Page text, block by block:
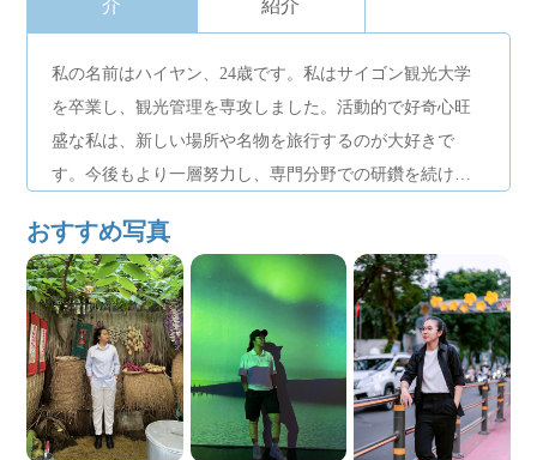
介
紹介
私の名前はハイヤン、24歳です。私はサイゴン観光大学
を卒業し、観光管理を専攻しました。活動的で好奇心旺
盛な私は、新しい場所や名物を旅行するのが大好きで
す。今後もより一層努力し、専門分野での研鑽を続けて
おすすめ写真